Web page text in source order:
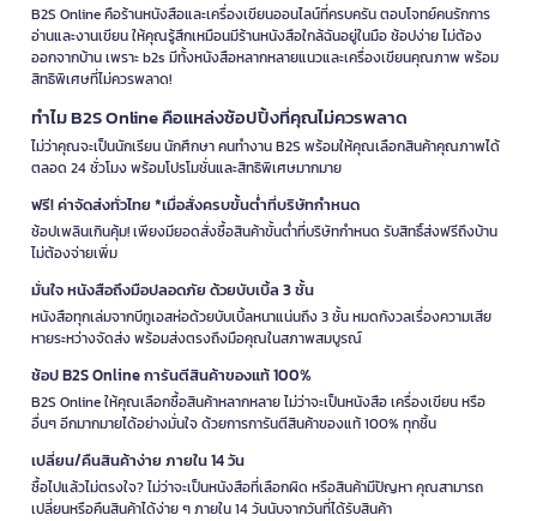
B2S Online คือร้านหนังสือและเครื่องเขียนออนไลน์ที่ครบครัน ตอบโจทย์คนรักการ
อ่านและงานเขียน ให้คุณรู้สึกเหมือนมีร้านหนังสือใกล้ฉันอยู่ในมือ ช้อปง่าย ไม่ต้อง
ออกจากบ้าน เพราะ b2s มีทั้งหนังสือหลากหลายแนวและเครื่องเขียนคุณภาพ พร้อม
สิทธิพิเศษที่ไม่ควรพลาด!
ทำไม B2S Online คือแหล่งช้อปปิ้งที่คุณไม่ควรพลาด
ไม่ว่าคุณจะเป็นนักเรียน นักศึกษา คนทำงาน B2S พร้อมให้คุณเลือกสินค้าคุณภาพได้
ตลอด 24 ชั่วโมง พร้อมโปรโมชั่นและสิทธิพิเศษมากมาย
ฟรี! ค่าจัดส่งทั่วไทย *เมื่อสั่งครบขั้นต่ำที่บริษัทกำหนด
ช้อปเพลินเกินคุ้ม! เพียงมียอดสั่งซื้อสินค้าขั้นต่ำที่บริษัทกำหนด รับสิทธิ์ส่งฟรีถึงบ้าน
ไม่ต้องจ่ายเพิ่ม
มั่นใจ หนังสือถึงมือปลอดภัย ด้วยบับเบิ้ล 3 ชั้น
หนังสือทุกเล่มจากบีทูเอสห่อด้วยบับเบิ้ลหนาแน่นถึง 3 ชั้น หมดกังวลเรื่องความเสีย
หายระหว่างจัดส่ง พร้อมส่งตรงถึงมือคุณในสภาพสมบูรณ์
ช้อป B2S Online การันตีสินค้าของแท้ 100%
B2S Online ให้คุณเลือกซื้อสินค้าหลากหลาย ไม่ว่าจะเป็นหนังสือ เครื่องเขียน หรือ
อื่นๆ อีกมากมายได้อย่างมั่นใจ ด้วยการการันตีสินค้าของแท้ 100% ทุกชิ้น
เปลี่ยน/คืนสินค้าง่าย ภายใน 14 วัน
ซื้อไปแล้วไม่ตรงใจ? ไม่ว่าจะเป็นหนังสือที่เลือกผิด หรือสินค้ามีปัญหา คุณสามารถ
เปลี่ยนหรือคืนสินค้าได้ง่าย ๆ ภายใน 14 วันนับจากวันที่ได้รับสินค้า